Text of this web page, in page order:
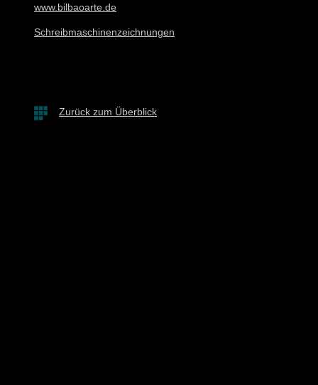
www.bilbaoarte.de
Schreibmaschinenzeichnungen
Zurück zum Überblick